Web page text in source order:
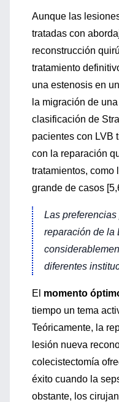
Aunque las
tratadas con
reconstrucción
tratamiento
una estenosis en
la migración de
clasificación de
pacientes con LVB
con la reparación
tratamientos, como
grande de casos
Las
reparación de la
diferentes
El momento
tiempo un tema
Teóricamente, la
lesión nueva
colecistectomía
éxito cuando la
obstante, los